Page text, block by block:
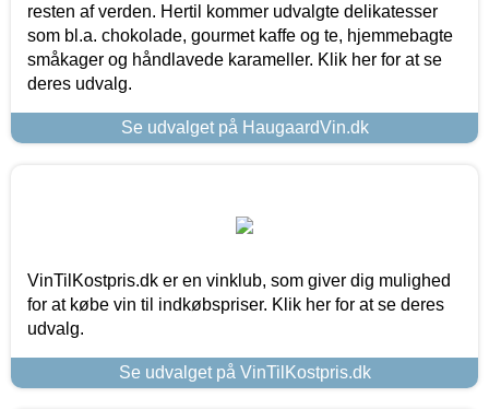
resten af verden. Hertil kommer udvalgte delikatesser
som bl.a. chokolade, gourmet kaffe og te, hjemmebagte
småkager og håndlavede karameller. Klik her for at se
deres udvalg.
Se udvalget på HaugaardVin.dk
VinTilKostpris.dk er en vinklub, som giver dig mulighed
for at købe vin til indkøbspriser. Klik her for at se deres
udvalg.
Se udvalget på VinTilKostpris.dk